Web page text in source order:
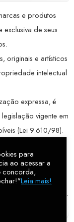
e produtos
de seus
originais e artísticos
intelectual
expressa, é
vigente em
(Lei 9.610/98).
/ E-mail:
@brazilartes
(2017 – 2026).
para
ao acessar a
concorda,
Leia mais!